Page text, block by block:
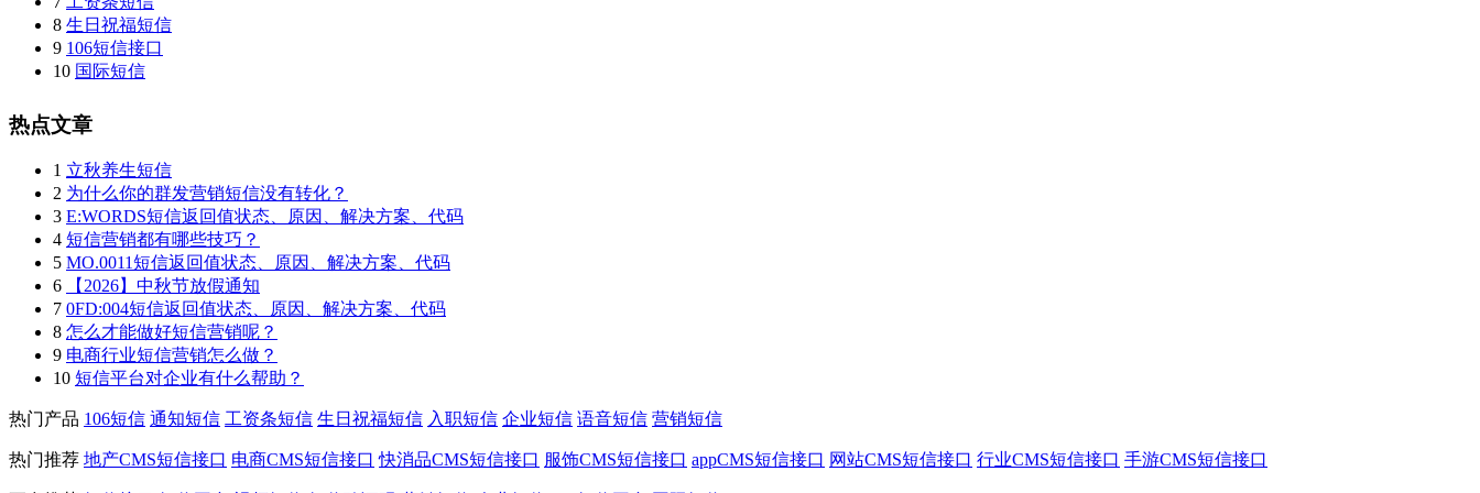
8 生日祝福短信
9 106短信接口
10 国际短信
热点文章
1 立秋养生短信
2 为什么你的群发营销短信没有转化？
3 E:WORDS短信返回值状态、原因、解决方案、代码
4 短信营销都有哪些技巧？
5 MO.0011短信返回值状态、原因、解决方案、代码
6
【2026】中秋节放假通知
7 0FD:004短信返回值状态、原因、解决方案、代码
8 怎么才能做好短信营销呢？
9 电商行业短信营销怎么做？
10 短信平台对企业有什么帮助？
热门产品 106短信 通知短信 工资条短信 生日祝福短信 入职短信 企业短信 语音短信 营销短信
热门推荐 地产CMS短信接口 电商CMS短信接口 快消品CMS短信接口 服饰CMS短信接口 appCMS短信接口 网站CMS短信接口 行业CMS短信接口 手游CMS短信接口